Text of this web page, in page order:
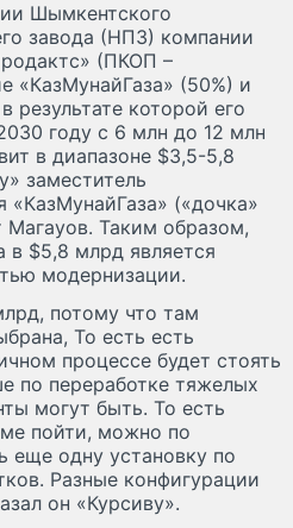
Шымкентского
завода (НПЗ) компании
(ПКОП –
«КазМунайГаза» (50%) и
результате которой его
году с 6 млн до 12 млн
в диапазоне $3,5-5,8
заместитель
«КазМунайГаза» («дочка»
Таким образом,
в $5,8 млрд является
модернизации.
потому что там
То есть есть
процессе будет стоять
по переработке тяжелых
могут быть. То есть
пойти, можно по
еще одну установку по
Разные конфигурации
он «Курсиву».